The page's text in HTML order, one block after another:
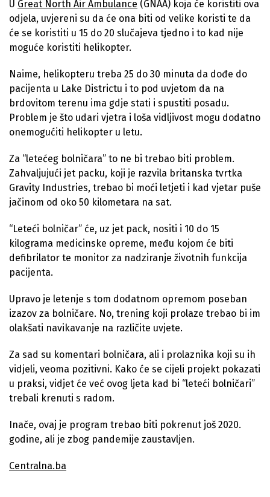
U Great North Air Ambulance (GNAA) koja će koristiti ova
odjela, uvjereni su da će ona biti od velike koristi te da
će se koristiti u 15 do 20 slučajeva tjedno i to kad nije
moguće koristiti helikopter.
Naime, helikopteru treba 25 do 30 minuta da dođe do
pacijenta u Lake Districtu i to pod uvjetom da na
brdovitom terenu ima gdje stati i spustiti posadu.
Problem je što udari vjetra i loša vidljivost mogu dodatno
onemogućiti helikopter u letu.
Za “letećeg bolničara” to ne bi trebao biti problem.
Zahvaljujući jet packu, koji je razvila britanska tvrtka
Gravity Industries, trebao bi moći letjeti i kad vjetar puše
jačinom od oko 50 kilometara na sat.
“Leteći bolničar” će, uz jet pack, nositi i 10 do 15
kilograma medicinske opreme, među kojom će biti
defibrilator te monitor za nadziranje životnih funkcija
pacijenta.
Upravo je letenje s tom dodatnom opremom poseban
izazov za bolničare. No, trening koji prolaze trebao bi im
olakšati navikavanje na različite uvjete.
Za sad su komentari bolničara, ali i prolaznika koji su ih
vidjeli, veoma pozitivni. Kako će se cijeli projekt pokazati
u praksi, vidjet će već ovog ljeta kad bi “leteći bolničari”
trebali krenuti s radom.
Inače, ovaj je program trebao biti pokrenut još 2020.
godine, ali je zbog pandemije zaustavljen.
Centralna.ba